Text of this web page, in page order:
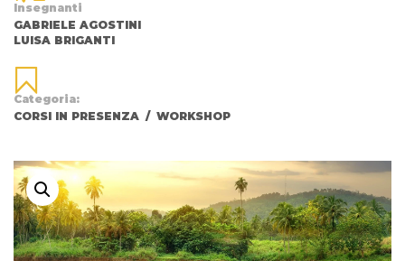
Insegnanti
GABRIELE AGOSTINI
LUISA BRIGANTI
Categoria:
CORSI IN PRESENZA / WORKSHOP